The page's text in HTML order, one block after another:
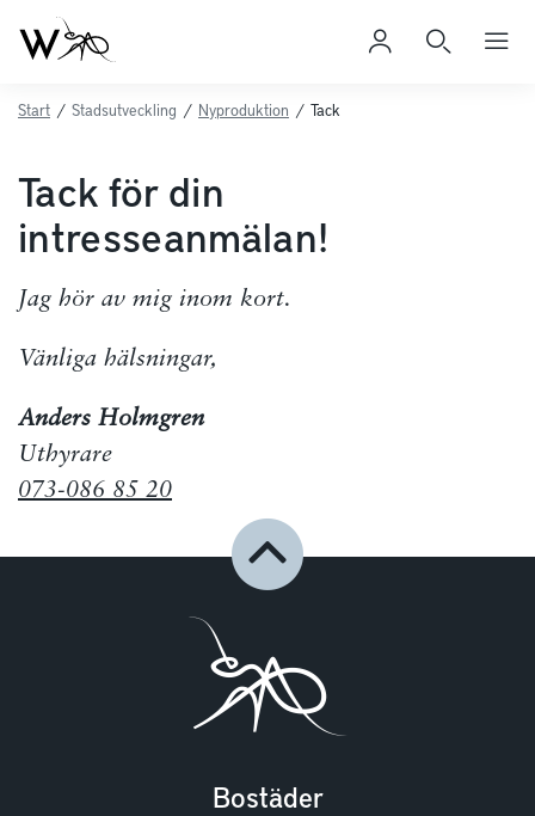
Start / Stadsutveckling / Nyproduktion / Tack
Tack för din
intresseanmälan!
Jag hör av mig inom kort.
Vänliga hälsningar,
Anders Holmgren
Uthyrare
073-086 85 20
Bostäder